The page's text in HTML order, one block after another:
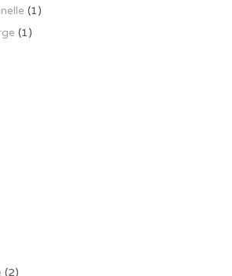
(1)
(1)
(2)